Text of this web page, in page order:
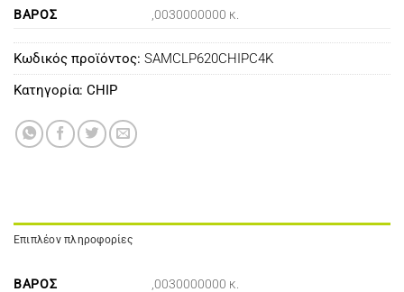
ΒΆΡΟΣ ,0030000000 κ.
Κωδικός προϊόντος: SAMCLP620CHIPC4K
Κατηγορία: CHIP
Επιπλέον πληροφορίες
ΒΆΡΟΣ ,0030000000 κ.